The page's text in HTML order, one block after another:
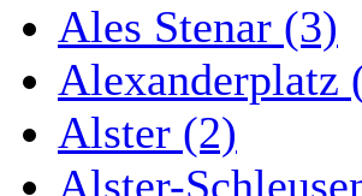
Ales Stenar (3)
Alexanderplatz
Alster (2)
Alster-